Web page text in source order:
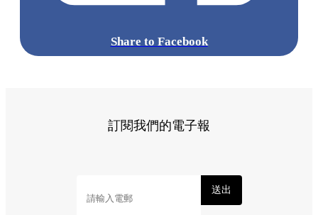
Share to Facebook
訂閱我們的電子報
送出